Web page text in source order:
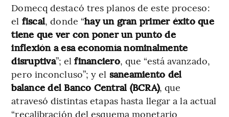
Domecq destacó tres planos de este proceso:
el fiscal, donde “hay un gran primer éxito que
tiene que ver con poner un punto de
inflexión a esa economía nominalmente
disruptiva”; elfinanciero, que “está avanzado,
pero inconcluso”; y el saneamiento del
balance del Banco Central (BCRA), que
atravesó distintas etapas hasta llegar a la actual
“recalibración del esquema monetario